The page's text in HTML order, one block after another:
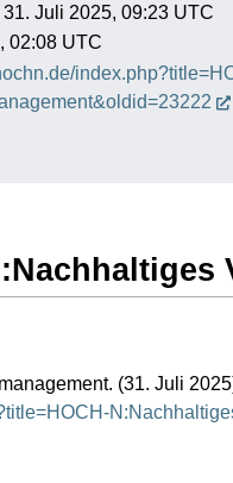
Juli 2025, 09:23 UTC
02:08 UTC
(31. Juli